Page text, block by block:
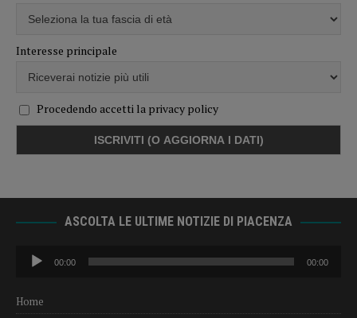
Interesse principale
Procedendo accetti la privacy policy
ASCOLTA LE ULTIME NOTIZIE DI PIACENZA
Audio
Player
00:00 00:00
Home